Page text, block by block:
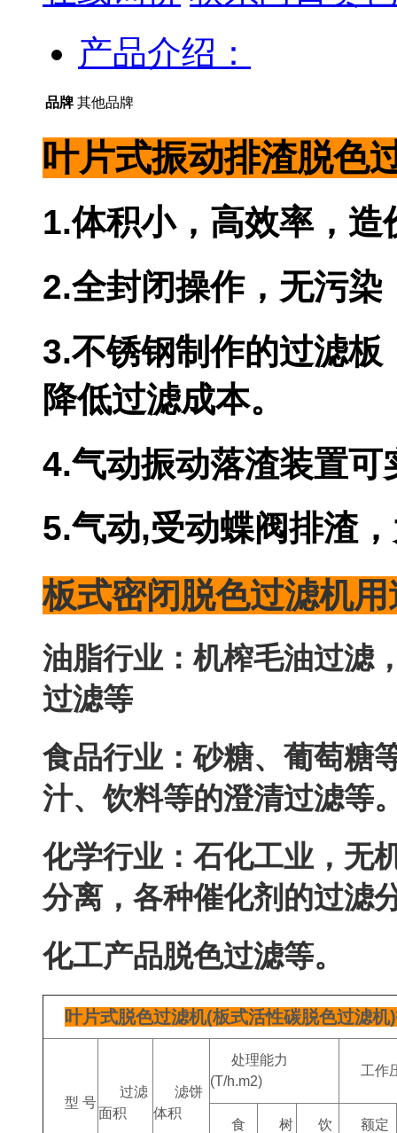
产品介绍：
品牌 其他品牌
叶片式振动排渣脱色
1.体积小，高效率，造
2.全封闭操作，无污染
3.不锈钢制作的过滤板
降低过滤成本。
4.气动振动落渣装置可实
5.气动,受动蝶阀排渣
板式密闭脱色过滤机
油脂行业：机榨毛油过滤
过滤等
食品行业：砂糖、葡萄
汁、饮料等的澄清过滤等
化学行业：石化工业
分离，各种催化剂的过滤分
化工产品脱色过滤等。
叶片式脱色过滤机(板式活性碳脱色过滤机
型 号
过滤
面积
滤饼
体积
处理能力
(T/h.m2)
工作
食
树
饮
额定